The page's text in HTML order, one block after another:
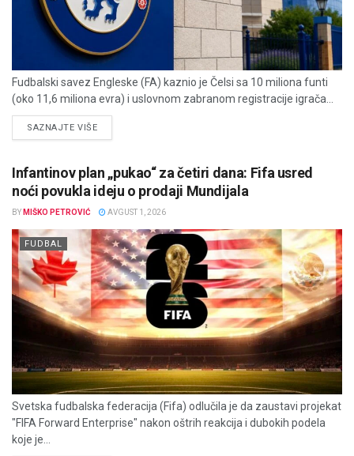
Fudbalski savez Engleske (FA) kaznio je Čelsi sa 10 miliona funti
(oko 11,6 miliona evra) i uslovnom zabranom registracije igrača...
SAZNAJTE VIŠEDETAILS
Infantinov plan „pukao“ za četiri dana: Fifa usred
noći povukla ideju o prodaji Mundijala
BY MIŠKO PETROVIĆ AVGUST 1, 2026
FUDBAL
Svetska fudbalska federacija (Fifa) odlučila je da zaustavi projekat
"FIFA Forward Enterprise" nakon oštrih reakcija i dubokih podela
koje je...